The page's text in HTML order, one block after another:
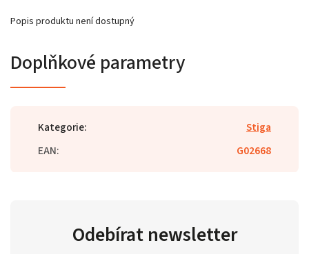
Popis produktu není dostupný
Doplňkové parametry
Kategorie:
Stiga
EAN: G02668
Odebírat newsletter